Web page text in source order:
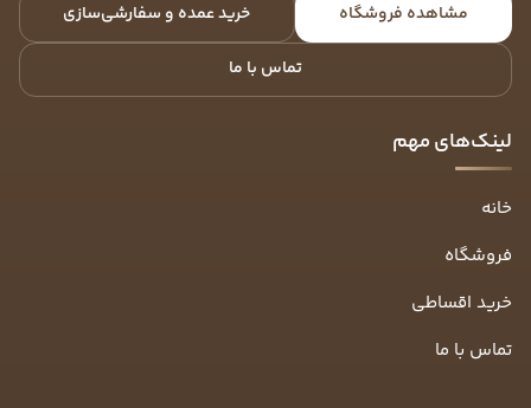
مشاهده فروشگاه خرید عمده و سفارشی‌سازی
تماس با ما
لینک‌های مهم
خانه
فروشگاه
خرید اقساطی
تماس با ما